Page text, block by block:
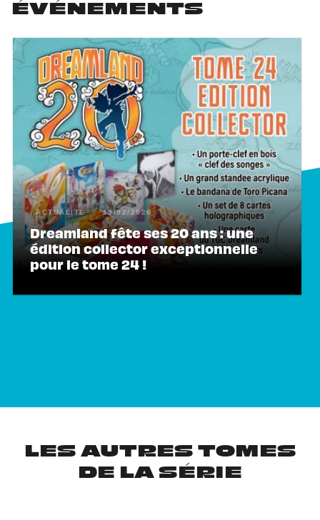
ÉVÉNEMENTS
ACTUALITÉ 19/02/2026
Dreamland fête ses 20 ans : une
édition collector exceptionnelle
pour le tome 24 !
LES AUTRES TOMES
DE LA SÉRIE